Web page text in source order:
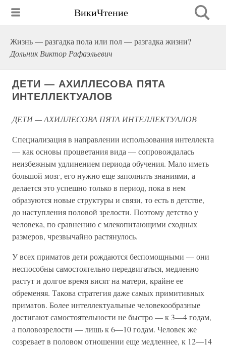
ВикиЧтение
Жизнь — разгадка пола или пол — разгадка жизни?
Дольник Виктор Рафаэльевич
ДЕТИ — АХИЛЛЕСОВА ПЯТА
ИНТЕЛЛЕКТУАЛОВ
ДЕТИ — АХИЛЛЕСОВА ПЯТА ИНТЕЛЛЕКТУАЛОВ
Специализация в направлении использования интеллекта
— как основы процветания вида — сопровождалась
неизбежным удлинением периода обучения. Мало иметь
большой мозг, его нужно еще заполнить знаниями, а
делается это успешно только в период, пока в нем
образуются новые структуры и связи, то есть в детстве,
до наступления половой зрелости. Поэтому детство у
человека, по сравнению с млекопитающими сходных
размеров, чрезвычайно растянулось.
У всех приматов дети рождаются беспомощными — они
неспособны самостоятельно передвигаться, медленно
растут и долгое время висят на матери, крайне ее
обременяя. Такова стратегия даже самых примитивных
приматов. Более интеллектуальные человекообразные
достигают самостоятельности не быстро — к 3—4 годам,
а половозрелости — лишь к 6—10 годам. Человек же
созревает в половом отношении еще медленнее, к 12—14